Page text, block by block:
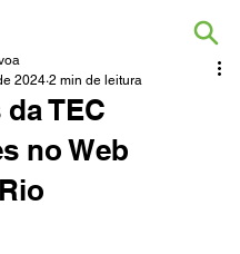
TEC
no Web
2024 2 min de leitura